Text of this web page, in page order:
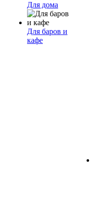
Для дома
Для баров и
кафе